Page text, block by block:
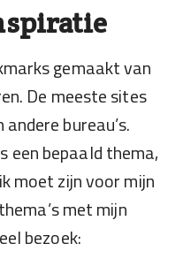
gemaakt van
De meeste sites
bureau’s.
een bepaald thema,
moet zijn voor mijn
met mijn
bezoek: